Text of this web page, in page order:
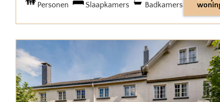
Personen
Slaapkamers
Badkamers